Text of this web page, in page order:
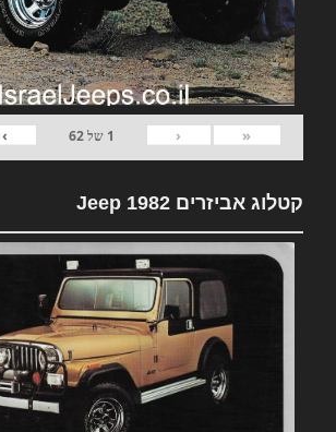
«
‹
1 של62
›
קטלוג אביזרים 1982 Jeep